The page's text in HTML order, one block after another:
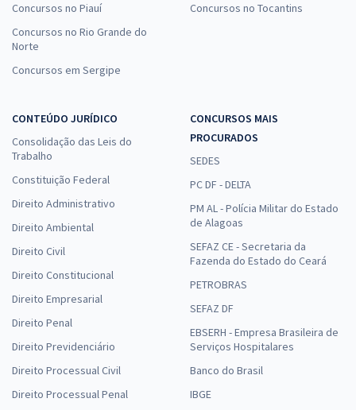
Concursos no Piauí
Concursos no Rio Grande do
Norte
Concursos em Sergipe
Concursos no Tocantins
CONTEÚDO JURÍDICO
Consolidação das Leis do
Trabalho
Constituição Federal
Direito Administrativo
Direito Ambiental
Direito Civil
Direito Constitucional
Direito Empresarial
Direito Penal
Direito Previdenciário
Direito Processual Civil
Direito Processual Penal
CONCURSOS MAIS
PROCURADOS
SEDES
PC DF - DELTA
PM AL - Polícia Militar do Estado
de Alagoas
SEFAZ CE - Secretaria da
Fazenda do Estado do Ceará
PETROBRAS
SEFAZ DF
EBSERH - Empresa Brasileira de
Serviços Hospitalares
Banco do Brasil
IBGE